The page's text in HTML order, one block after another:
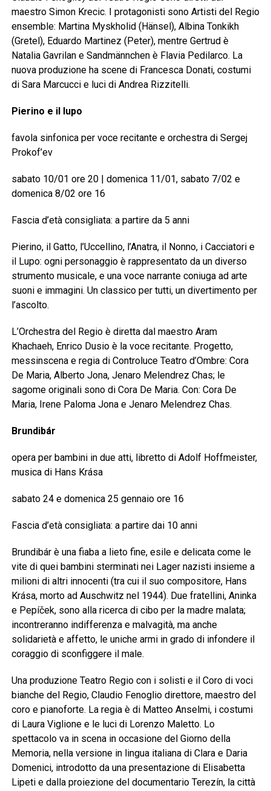
maestro Simon Krecic. I protagonisti sono Artisti del Regio
ensemble: Martina Myskholid (Hänsel), Albina Tonkikh
(Gretel), Eduardo Martinez (Peter), mentre Gertrud è
Natalia Gavrilan e Sandmännchen è Flavia Pedilarco. La
nuova produzione ha scene di Francesca Donati, costumi
di Sara Marcucci e luci di Andrea Rizzitelli.
Pierino e il lupo
favola sinfonica per voce recitante e orchestra di Sergej
Prokof’ev
sabato 10/01 ore 20 | domenica 11/01, sabato 7/02 e
domenica 8/02 ore 16
Fascia d’età consigliata: a partire da 5 anni
Pierino, il Gatto, l’Uccellino, l’Anatra, il Nonno, i Cacciatori e
il Lupo: ogni personaggio è rappresentato da un diverso
strumento musicale, e una voce narrante coniuga ad arte
suoni e immagini. Un classico per tutti, un divertimento per
l’ascolto.
L’Orchestra del Regio è diretta dal maestro Aram
Khachaeh, Enrico Dusio è la voce recitante. Progetto,
messinscena e regia di Controluce Teatro d’Ombre: Cora
De Maria, Alberto Jona, Jenaro Melendrez Chas; le
sagome originali sono di Cora De Maria. Con: Cora De
Maria, Irene Paloma Jona e Jenaro Melendrez Chas.
Brundibár
opera per bambini in due atti, libretto di Adolf Hoffmeister,
musica di Hans Krása
sabato 24 e domenica 25 gennaio ore 16
Fascia d’età consigliata: a partire dai 10 anni
Brundibár è una fiaba a lieto fine, esile e delicata come le
vite di quei bambini sterminati nei Lager nazisti insieme a
milioni di altri innocenti (tra cui il suo compositore, Hans
Krása, morto ad Auschwitz nel 1944). Due fratellini, Aninka
e Pepíček, sono alla ricerca di cibo per la madre malata;
incontreranno indifferenza e malvagità, ma anche
solidarietà e affetto, le uniche armi in grado di infondere il
coraggio di sconfiggere il male.
Una produzione Teatro Regio con i solisti e il Coro di voci
bianche del Regio, Claudio Fenoglio direttore, maestro del
coro e pianoforte. La regia è di Matteo Anselmi, i costumi
di Laura Viglione e le luci di Lorenzo Maletto. Lo
spettacolo va in scena in occasione del Giorno della
Memoria, nella versione in lingua italiana di Clara e Daria
Domenici, introdotto da una presentazione di Elisabetta
Lipeti e dalla proiezione del documentario Terezín, la città